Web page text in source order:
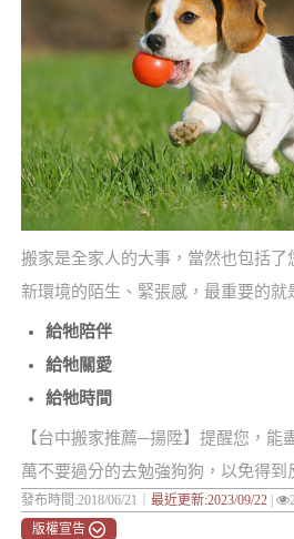
搬家是全家人的大事，當然也包括
新環境的陌生、緊張感，最重要的就
給牠陪伴
給牠關愛
給牠時間
【台中搬家推薦─揚陞】提醒您，能
萬不要過分的去勉強狗狗，以免得到
發布時間:2018/06/21｜ 最近更新:2023/09/22|
版權宣告